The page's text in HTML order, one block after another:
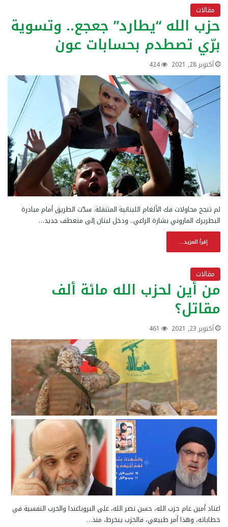
مقالات
حزب الله “يطارد” جعجع.. وتسوية
برّي تصطدم بحسابات عون
أكتوبر 28, 2021 424
لم تنجح محاولات فك الألغام اللبنانية المتنقلة. سدّت الطريق أمام مبادرة
البطريرك الماروني بشارة الراعي.. ودخل لبنان إلى منعطف جديد…
إقرأ المزيد...
مقالات
من أين لحزب الله مائة ألف
مقاتل؟
أكتوبر 23, 2021 461
اعتاد أمين عام حزب الله، حسن نصر الله، على البروباغندا والحرب النفسية في
خطاباته، وهذا أمر طبيعي، فالحزب ينخرط، منذ…